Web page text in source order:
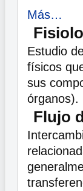
Más…
Estudio
físicos
sus
órganos).
Flujo